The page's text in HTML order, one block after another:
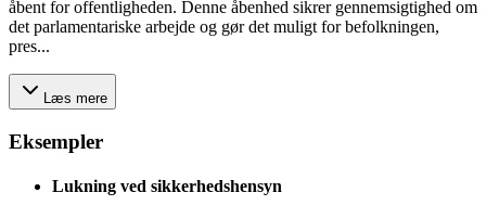
åbent for offentligheden. Denne åbenhed sikrer gennemsigtighed om
det parlamentariske arbejde og gør det muligt for befolkningen,
pres...
Læs mere
Eksempler
Lukning ved sikkerhedshensyn